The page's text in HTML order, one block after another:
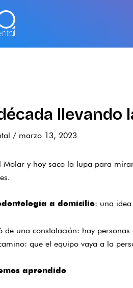
llevando
/ marzo 13, 2023
Molar y hoy saco la lupa para
a domicilio: una
de una constatación: hay
que el equipo vaya a la
aprendido